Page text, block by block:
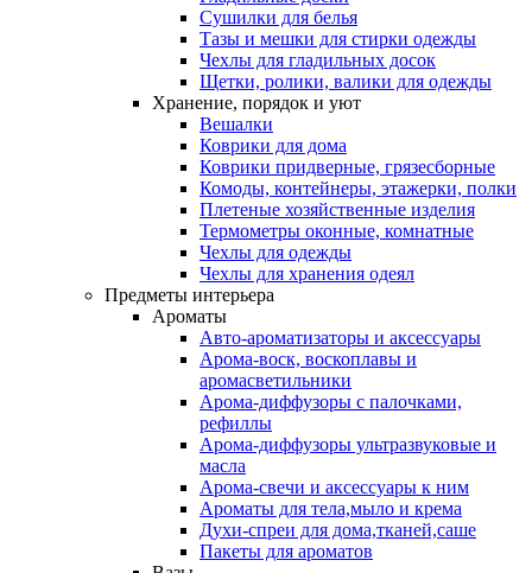
Сушилки для белья
Тазы и мешки для стирки одежды
Чехлы для гладильных досок
Щетки, ролики, валики для одежды
Хранение, порядок и уют
Вешалки
Коврики для дома
Коврики придверные, грязесборные
Комоды, контейнеры, этажерки, полки
Плетеные хозяйственные изделия
Термометры оконные, комнатные
Чехлы для одежды
Чехлы для хранения одеял
Предметы интерьера
Ароматы
Авто-ароматизаторы и аксессуары
Арома-воск, воскоплавы и
аромасветильники
Арома-диффузоры с палочками,
рефиллы
Арома-диффузоры ультразвуковые и
масла
Арома-свечи и аксессуары к ним
Ароматы для тела,мыло и крема
Духи-спреи для дома,тканей,саше
Пакеты для ароматов